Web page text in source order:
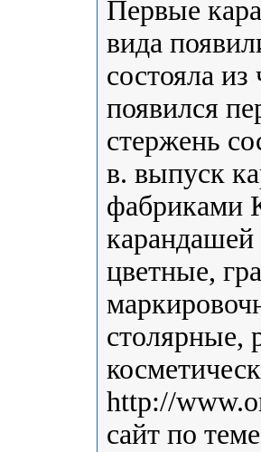
Первые
вида
состояла
появился
стержень
в. выпуск
фабриками
цветные,
столярные,
http://
сайт по